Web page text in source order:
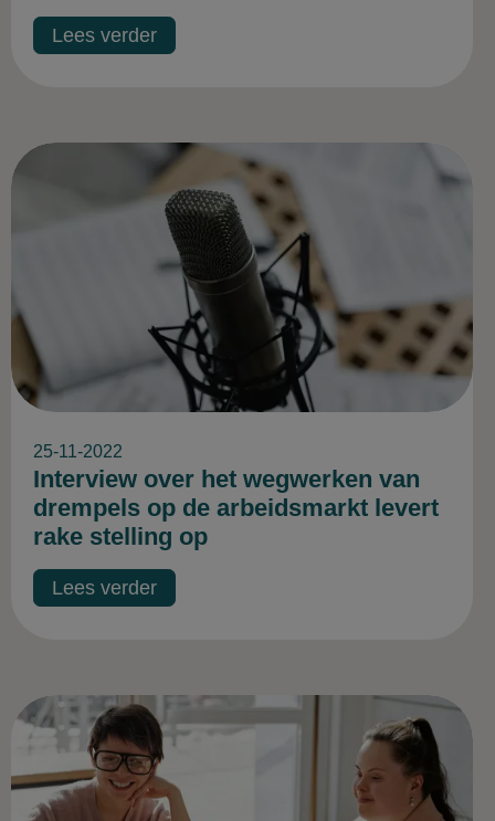
Lees verder
25-11-2022
Interview over het wegwerken van
drempels op de arbeidsmarkt levert
rake stelling op
Lees verder